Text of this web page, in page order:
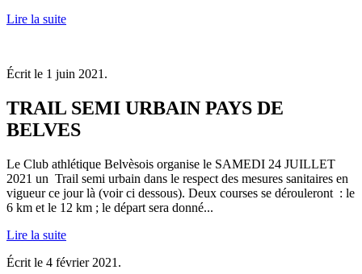
Lire la suite
Écrit le 1 juin 2021 .
TRAIL SEMI URBAIN PAYS DE
BELVES
Le Club athlétique Belvèsois organise le SAMEDI 24 JUILLET
2021 un Trail semi urbain dans le respect des mesures sanitaires en
vigueur ce jour là (voir ci dessous). Deux courses se dérouleront : le
6 km et le 12 km ; le départ sera donné...
Lire la suite
Écrit le 4 février 2021 .